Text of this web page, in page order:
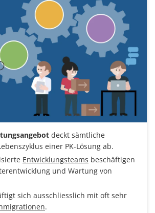
deckt sämtliche
einer PK-Lösung ab.
Entwicklungsteams beschäftigen
und Wartung von
sich ausschliesslich mit oft sehr
.